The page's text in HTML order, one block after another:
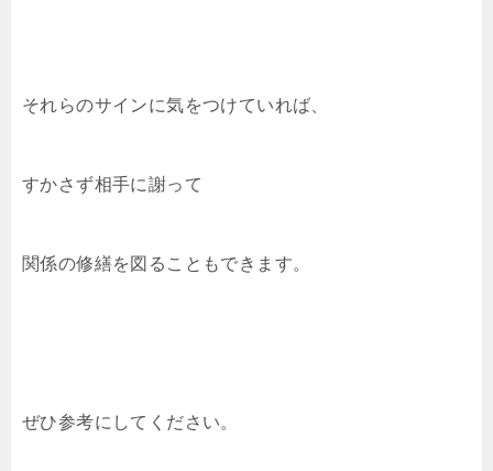
それらのサインに気をつけていれば、
すかさず相手に謝って
関係の修繕を図ることもできます。
ぜひ参考にしてください。